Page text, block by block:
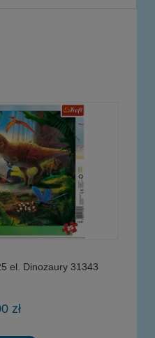
el. Dinozaury 31343
zł